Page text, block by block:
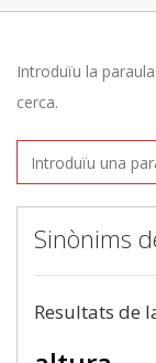
Introduïu la
cerca.
Sinònims
Resultats de